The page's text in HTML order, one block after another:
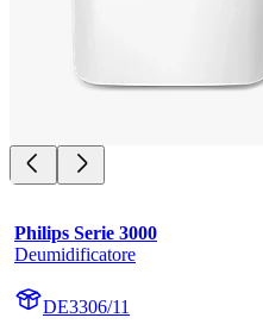
Philips Serie 3000
Deumidificatore
DE3306/11